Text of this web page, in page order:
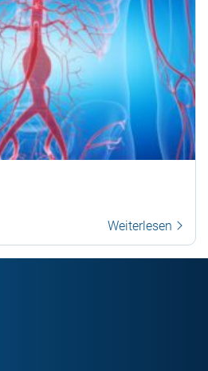
Weiterlesen